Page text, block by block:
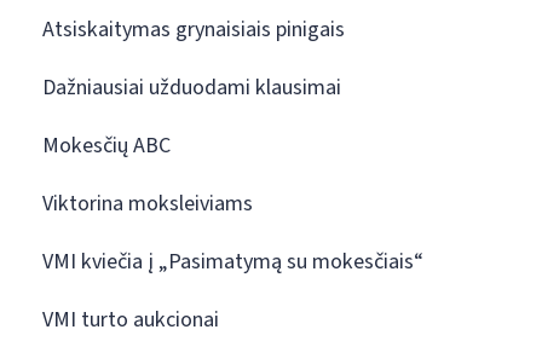
Atsiskaitymas grynaisiais pinigais
Dažniausiai užduodami klausimai
Mokesčių ABC
Viktorina moksleiviams
VMI kviečia į „Pasimatymą su mokesčiais“
VMI turto aukcionai